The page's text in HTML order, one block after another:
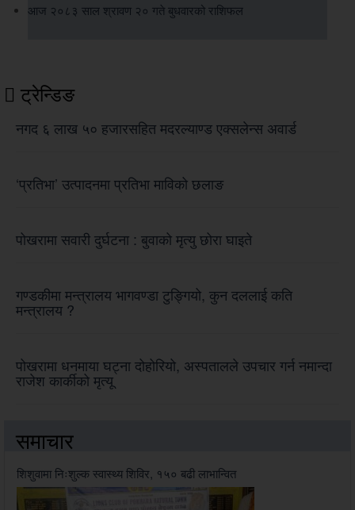
आज २०८३ साल श्रावण २० गते बुधवारको राशिफल
ट्रेन्डिङ
नगद ६ लाख ५० हजारसहित मदरल्याण्ड एक्सलेन्स अवार्ड
‘प्रतिभा’ उत्पादनमा प्रतिभा माविको छलाङ
पोखरामा सवारी दुर्घटना : बुवाको मृत्यु छोरा घाइते
गण्डकीमा मन्त्रालय भागवण्डा टुङ्गियो, कुन दललाई कति
मन्त्रालय ?
पोखरामा धनमाया घट्ना दोहोरियो, अस्पतालले उपचार गर्न नमान्दा
राजेश कार्कीको मृत्यू
समाचार
शिशुवामा निःशुल्क स्वास्थ्य शिविर, १५० बढी लाभान्वित